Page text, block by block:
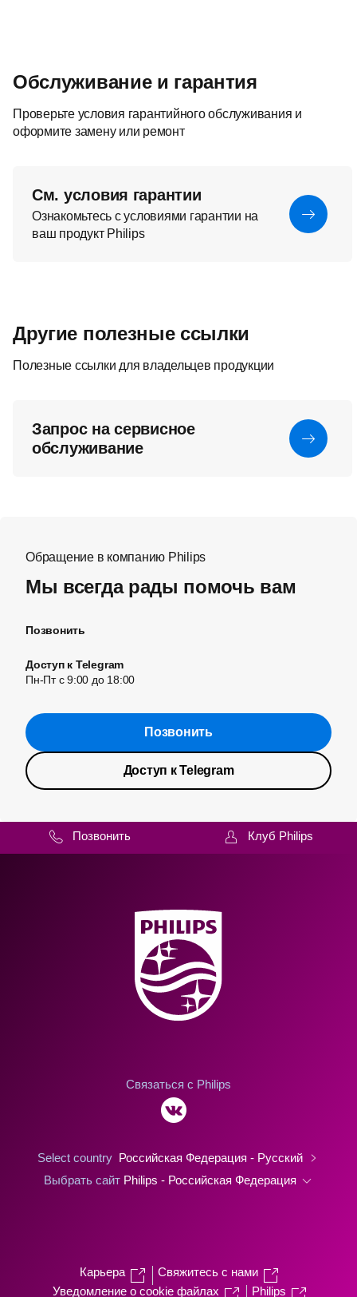
Обслуживание и гарантия
Проверьте условия гарантийного обслуживания и
оформите замену или ремонт
См. условия гарантии
Ознакомьтесь с условиями гарантии на
ваш продукт Philips
Другие полезные ссылки
Полезные ссылки для владельцев продукции
Запрос на сервисное
обслуживание
Обращение в компанию Philips
Мы всегда рады помочь вам
Позвонить
Доступ к Telegram
Пн-Пт с 9:00 до 18:00
Позвонить
Доступ к Telegram
Позвонить Клуб Philips
Связаться с Philips
Select country Российская Федерация - Русский
Выбрать сайт Philips - Российская Федерация
Карьера
Свяжитесь с нами
Уведомление о cookie файлах
Philips